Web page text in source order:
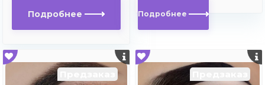
Подробнее Подробнее